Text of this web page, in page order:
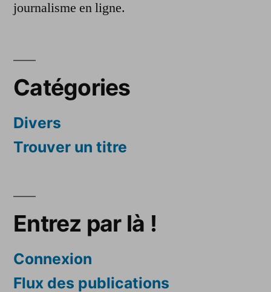
journalisme en ligne.
Catégories
Divers
Trouver un titre
Entrez par là !
Connexion
Flux des publications